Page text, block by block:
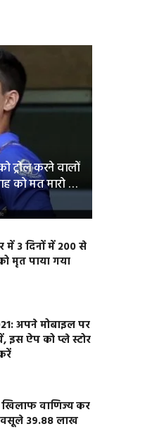
ट्रोल करने वालों
को मत मारो …
3 दिनों में 200 से
मृत पाया गया
अपने मोबाइल पर
इस ऐप को प्ले स्टोर
वाणिज्य कर
वसूले 39.88 लाख